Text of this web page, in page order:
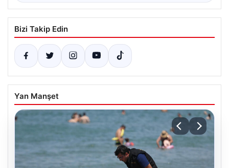
Bizi Takip Edin
Yan Manşet